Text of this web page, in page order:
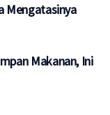
Mengatasinya
Makanan, Ini